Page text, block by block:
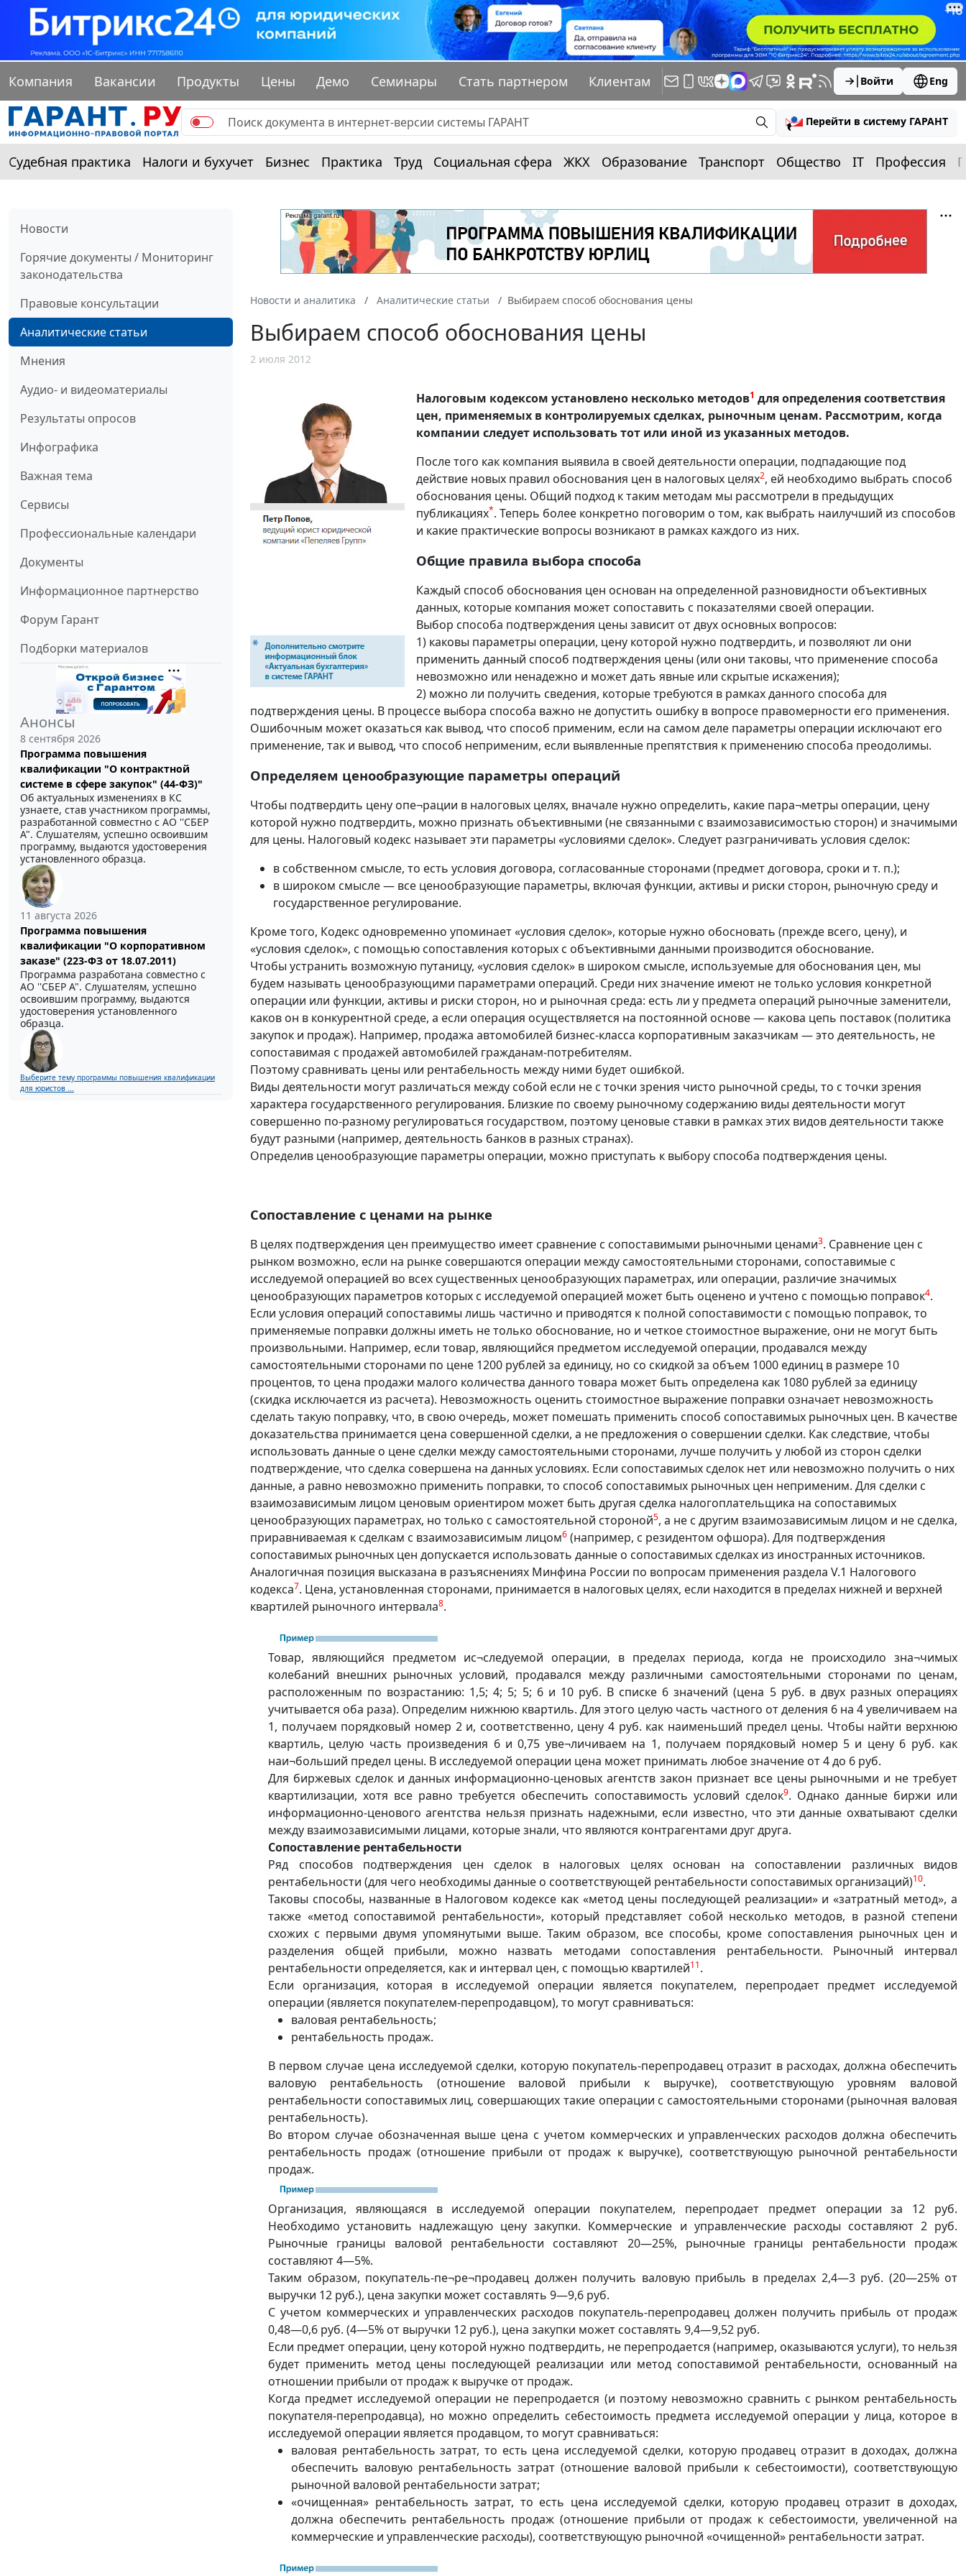
Компания Вакансии Продукты Цены Демо Семинары Стать партнером Клиентам Войти Eng
Перейти в систему ГАРАНТ
Судебная практика Налоги и бухучет Бизнес Практика Труд Социальная сфера ЖКХ Образование Транспорт Общество IT Профессия
Новости
Горячие документы / Мониторинг
законодательства
Правовые консультации
Аналитические статьи
Мнения
Аудио- и видеоматериалы
Результаты опросов
Инфографика
Важная тема
Сервисы
Профессиональные календари
Документы
Информационное партнерство
Форум Гарант
Подборки материалов
Анонсы
8 сентября 2026
Программа повышения
квалификации "О контрактной
системе в сфере закупок" (44-ФЗ)"
Об актуальных изменениях в КС
узнаете, став участником программы,
разработанной совместно с АО ''СБЕР
А". Слушателям, успешно освоившим
программу, выдаются удостоверения
установленного образца.
11 августа 2026
Программа повышения
квалификации "О корпоративном
заказе" (223-ФЗ от 18.07.2011)
Программа разработана совместно с
АО ''СБЕР А". Слушателям, успешно
освоившим программу, выдаются
удостоверения установленного
образца.
Выберите тему программы повышения квалификации
для юристов ...
Новости и аналитика Аналитические статьи Выбираем способ обоснования цены
Выбираем способ обоснования цены
2 июля 2012
Налоговым кодексом установлено несколько методов1 для определения соответствия
цен, применяемых в контролируемых сделках, рыночным ценам. Рассмотрим, когда
компании следует использовать тот или иной из указанных методов.
После того как компания выявила в своей деятельности операции, подпадающие под
действие новых правил обоснования цен в налоговых целях2, ей необходимо выбрать способ
обоснования цены. Общий подход к таким методам мы рассмотрели в предыдущих
публикациях*. Теперь более конкретно поговорим о том, как выбрать наилучший из способов
и какие практические вопросы возникают в рамках каждого из них.
Общие правила выбора способа
Каждый способ обоснования цен основан на определенной разновидности объективных
данных, которые компания может сопоставить с показателями своей операции.
Выбор способа подтверждения цены зависит от двух основных вопросов:
1) каковы параметры операции, цену которой нужно подтвердить, и позволяют ли они
применить данный способ подтверждения цены (или они таковы, что применение способа
невозможно или ненадежно и может дать явные или скрытые искажения);
2) можно ли получить сведения, которые требуются в рамках данного способа для
подтверждения цены. В процессе выбора способа важно не допустить ошибку в вопросе правомерности его применения.
Ошибочным может оказаться как вывод, что способ применим, если на самом деле параметры операции исключают его
применение, так и вывод, что способ неприменим, если выявленные препятствия к применению способа преодолимы.
Определяем ценообразующие параметры операций
Чтобы подтвердить цену опе¬рации в налоговых целях, вначале нужно определить, какие пара¬метры операции, цену
которой нужно подтвердить, можно признать объективными (не связанными с взаимозависимостью сторон) и значимыми
для цены. Налоговый кодекс называет эти параметры «условиями сделок». Следует разграничивать условия сделок:
в собственном смысле, то есть условия договора, согласованные сторонами (предмет договора, сроки и т. п.);
в широком смысле — все ценообразующие параметры, включая функции, активы и риски сторон, рыночную среду и
государственное регулирование.
Кроме того, Кодекс одновременно упоминает «условия сделок», которые нужно обосновать (прежде всего, цену), и
«условия сделок», с помощью сопоставления которых с объективными данными производится обоснование.
Чтобы устранить возможную путаницу, «условия сделок» в широком смысле, используемые для обоснования цен, мы
будем называть ценообразующими параметрами операций. Среди них значение имеют не только условия конкретной
операции или функции, активы и риски сторон, но и рыночная среда: есть ли у предмета операций рыночные заменители,
каков он в конкурентной среде, а если операция осуществляется на постоянной основе — какова цепь поставок (политика
закупок и продаж). Например, продажа автомобилей бизнес-класса корпоративным заказчикам — это деятельность, не
сопоставимая с продажей автомобилей гражданам-потребителям.
Поэтому сравнивать цены или рентабельность между ними будет ошибкой.
Виды деятельности могут различаться между собой если не с точки зрения чисто рыночной среды, то с точки зрения
характера государственного регулирования. Близкие по своему рыночному содержанию виды деятельности могут
совершенно по-разному регулироваться государством, поэтому ценовые ставки в рамках этих видов деятельности также
будут разными (например, деятельность банков в разных странах).
Определив ценообразующие параметры операции, можно приступать к выбору способа подтверждения цены.
Сопоставление с ценами на рынке
В целях подтверждения цен преимущество имеет сравнение с сопоставимыми рыночными ценами3. Сравнение цен с
рынком возможно, если на рынке совершаются операции между самостоятельными сторонами, сопоставимые с
исследуемой операцией во всех существенных ценообразующих параметрах, или операции, различие значимых
ценообразующих параметров которых с исследуемой операцией может быть оценено и учтено с помощью поправок4.
Если условия операций сопоставимы лишь частично и приводятся к полной сопоставимости с помощью поправок, то
применяемые поправки должны иметь не только обоснование, но и четкое стоимостное выражение, они не могут быть
произвольными. Например, если товар, являющийся предметом исследуемой операции, продавался между
самостоятельными сторонами по цене 1200 рублей за единицу, но со скидкой за объем 1000 единиц в размере 10
процентов, то цена продажи малого количества данного товара может быть определена как 1080 рублей за единицу
(скидка исключается из расчета). Невозможность оценить стоимостное выражение поправки означает невозможность
сделать такую поправку, что, в свою очередь, может помешать применить способ сопоставимых рыночных цен. В качестве
доказательства принимается цена совершенной сделки, а не предложения о совершении сделки. Как следствие, чтобы
использовать данные о цене сделки между самостоятельными сторонами, лучше получить у любой из сторон сделки
подтверждение, что сделка совершена на данных условиях. Если сопоставимых сделок нет или невозможно получить о них
данные, а равно невозможно применить поправки, то способ сопоставимых рыночных цен неприменим. Для сделки с
взаимозависимым лицом ценовым ориентиром может быть другая сделка налогоплательщика на сопоставимых
ценообразующих параметрах, но только с самостоятельной стороной5, а не с другим взаимозависимым лицом и не сделка,
приравниваемая к сделкам с взаимозависимым лицом6 (например, с резидентом офшора). Для подтверждения
сопоставимых рыночных цен допускается использовать данные о сопоставимых сделках из иностранных источников.
Аналогичная позиция высказана в разъяснениях Минфина России по вопросам применения раздела V.1 Налогового
кодекса7. Цена, установленная сторонами, принимается в налоговых целях, если находится в пределах нижней и верхней
квартилей рыночного интервала8.
Товар, являющийся предметом ис¬следуемой операции, в пределах периода, когда не происходило зна¬чимых
колебаний внешних рыночных условий, продавался между различными самостоятельными сторонами по ценам,
расположенным по возрастанию: 1,5; 4; 5; 5; 6 и 10 руб. В списке 6 значений (цена 5 руб. в двух разных операциях
учитывается оба раза). Определим нижнюю квартиль. Для этого целую часть частного от деления 6 на 4 увеличиваем на
1, получаем порядковый номер 2 и, соответственно, цену 4 руб. как наименьший предел цены. Чтобы найти верхнюю
квартиль, целую часть произведения 6 и 0,75 уве¬личиваем на 1, получаем порядковый номер 5 и цену 6 руб. как
наи¬больший предел цены. В исследуемой операции цена может принимать любое значение от 4 до 6 руб.
Для биржевых сделок и данных информационно-ценовых агентств закон признает все цены рыночными и не требует
квартилизации, хотя все равно требуется обеспечить сопоставимость условий сделок9. Однако данные биржи или
информационно-ценового агентства нельзя признать надежными, если известно, что эти данные охватывают сделки
между взаимозависимыми лицами, которые знали, что являются контрагентами друг друга.
Сопоставление рентабельности
Ряд способов подтверждения цен сделок в налоговых целях основан на сопоставлении различных видов
рентабельности (для чего необходимы данные о соответствующей рентабельности сопоставимых организаций)10.
Таковы способы, названные в Налоговом кодексе как «метод цены последующей реализации» и «затратный метод», а
также «метод сопоставимой рентабельности», который представляет собой несколько методов, в разной степени
схожих с первыми двумя упомянутыми выше. Таким образом, все способы, кроме сопоставления рыночных цен и
разделения общей прибыли, можно назвать методами сопоставления рентабельности. Рыночный интервал
рентабельности определяется, как и интервал цен, с помощью квартилей11.
Если организация, которая в исследуемой операции является покупателем, перепродает предмет исследуемой
операции (является покупателем-перепродавцом), то могут сравниваться:
валовая рентабельность;
рентабельность продаж.
В первом случае цена исследуемой сделки, которую покупатель-перепродавец отразит в расходах, должна обеспечить
валовую рентабельность (отношение валовой прибыли к выручке), соответствующую уровням валовой
рентабельности сопоставимых лиц, совершающих такие операции с самостоятельными сторонами (рыночная валовая
рентабельность).
Во втором случае обозначенная выше цена с учетом коммерческих и управленческих расходов должна обеспечить
рентабельность продаж (отношение прибыли от продаж к выручке), соответствующую рыночной рентабельности
продаж.
Организация, являющаяся в исследуемой операции покупателем, перепродает предмет операции за 12 руб.
Необходимо установить надлежащую цену закупки. Коммерческие и управленческие расходы составляют 2 руб.
Рыночные границы валовой рентабельности составляют 20—25%, рыночные границы рентабельности продаж
составляют 4—5%.
Таким образом, покупатель-пе¬ре¬продавец должен получить валовую прибыль в пределах 2,4—3 руб. (20—25% от
выручки 12 руб.), цена закупки может составлять 9—9,6 руб.
С учетом коммерческих и управленческих расходов покупатель-перепродавец должен получить прибыль от продаж
0,48—0,6 руб. (4—5% от выручки 12 руб.), цена закупки может составлять 9,4—9,52 руб.
Если предмет операции, цену которой нужно подтвердить, не перепродается (например, оказываются услуги), то нельзя
будет применить метод цены последующей реализации или метод сопоставимой рентабельности, основанный на
отношении прибыли от продаж к выручке от продаж.
Когда предмет исследуемой операции не перепродается (и поэтому невозможно сравнить с рынком рентабельность
покупателя-перепродавца), но можно определить себестоимость предмета исследуемой операции у лица, которое в
исследуемой операции является продавцом, то могут сравниваться:
валовая рентабельность затрат, то есть цена исследуемой сделки, которую продавец отразит в доходах, должна
обеспечить валовую рентабельность затрат (отношение валовой прибыли к себестоимости), соответствующую
рыночной валовой рентабельности затрат;
«очищенная» рентабельность затрат, то есть цена исследуемой сделки, которую продавец отразит в доходах,
должна обеспечить рентабельность продаж (отношение прибыли от продаж к себестоимости, увеличенной на
коммерческие и управленческие расходы), соответствующую рыночной «очищенной» рентабельности затрат.